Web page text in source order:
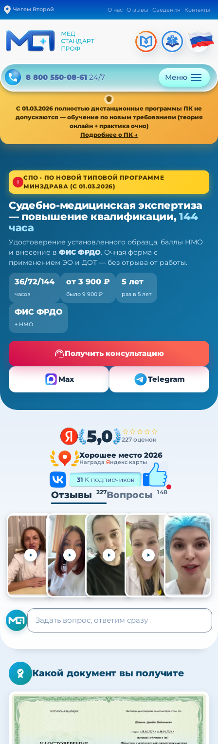
Чегем Второй О нас Отзывы Сведения Контакты
8 800 550-08-61 24/7 Меню
С 01.03.2026 полностью дистанционные программы ПК не
допускаются — обучение по новым требованиям (теория
онлайн + практика очно)
Подробнее о ПК →
Среднее звено · новая типовая программа
Судебно-медицинская экспертиза
— ПК, 36/72/144 ч
работы
СПО · ПО НОВОЙ ТИПОВОЙ ПРОГРАММЕ
МИНЗДРАВА (С 01.03.2026)
Судебно-медицинская экспертиза
— повышение квалификации,144
часа
Удостоверение установленного образца, баллы НМО
и внесение в ФИС ФРДО. Очная форма с
применением ЭО и ДОТ — без отрыва от работы.
36/72/144
часов
от 3 900 ₽
было 9 900 ₽
5 лет
раз в 5 лет
ФИС ФРДО
+ НМО
Получить консультацию
Max Telegram
5,0 227 оценок
Хорошее место 2026
Награда Яндекс карты
Отзывы 227Вопросы 148
+105
Какой документ вы получите